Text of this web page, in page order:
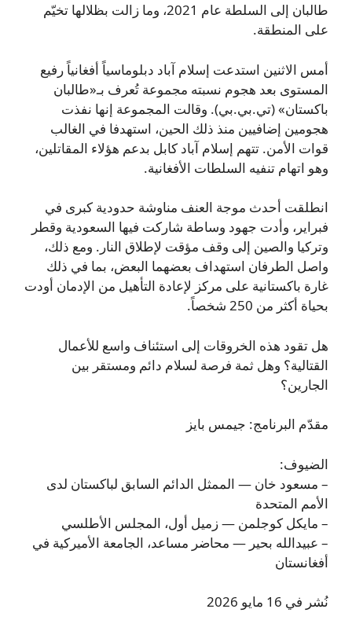
طالبان إلى السلطة عام 2021، وما زالت بظلالها تخيّم
على المنطقة.
أمس الاثنين استدعت إسلام آباد دبلوماسياً أفغانياً رفيع
المستوى بعد هجوم نسبته مجموعة تُعرف بـ«طالبان
باكستان» (تي.بي.بي). وقالت المجموعة إنها نفذت
هجومين إضافيين منذ ذلك الحين، استهدفا في الغالب
قوات الأمن. تتهم إسلام آباد كابل بدعم هؤلاء المقاتلين،
وهو اتهام تنفيه السلطات الأفغانية.
انطلقت أحدث موجة العنف مناوشة حدودية كبرى في
فبراير، وأدت جهود وساطة شاركت فيها السعودية وقطر
وتركيا والصين إلى وقف مؤقت لإطلاق النار. ومع ذلك،
واصل الطرفان استهداف بعضهما البعض، بما في ذلك
غارة باكستانية على مركز لإعادة التأهيل من الإدمان أودت
بحياة أكثر من 250 شخصاً.
هل تقود هذه الخروقات إلى استئناف واسع للأعمال
القتالية؟ وهل ثمة فرصة لسلام دائم ومستقر بين
الجارين؟
مقدّم البرنامج: جيمس بايز
الضيوف:
– مسعود خان — الممثل الدائم السابق لباكستان لدى
الأمم المتحدة
– مايكل كوجلمن — زميل أول، المجلس الأطلسي
– عبيدالله بحير — محاضر مساعد، الجامعة الأميركية في
أفغانستان
نُشر في 16 مايو 2026